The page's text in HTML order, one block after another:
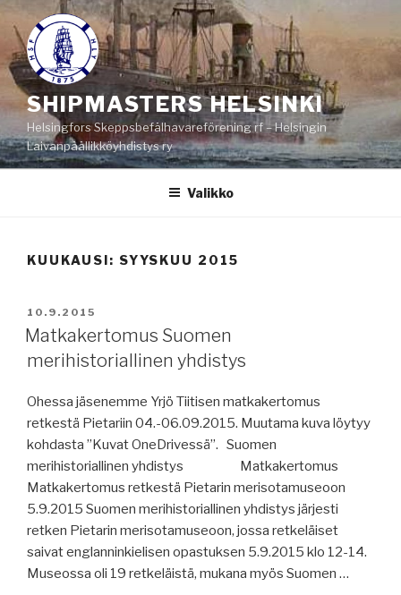
Siirry
sisältöön
SHIPMASTERS HELSINKI
Helsingfors Skeppsbefälhavareförening rf – Helsingin
Laivanpäällikköyhdistys ry
Valikko
KUUKAUSI: SYYSKUU 2015
JULKAISTU
10.9.2015
Matkakertomus Suomen
merihistoriallinen yhdistys
Ohessa jäsenemme Yrjö Tiitisen matkakertomus
retkestä Pietariin 04.-06.09.2015. Muutama kuva löytyy
kohdasta ”Kuvat OneDrivessä”. Suomen
merihistoriallinen yhdistys Matkakertomus
Matkakertomus retkestä Pietarin merisotamuseoon
5.9.2015 Suomen merihistoriallinen yhdistys järjesti
retken Pietarin merisotamuseoon, jossa retkeläiset
saivat englanninkielisen opastuksen 5.9.2015 klo 12-14.
Museossa oli 19 retkeläistä, mukana myös Suomen …